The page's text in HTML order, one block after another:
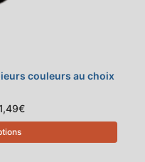
couleurs au choix
€